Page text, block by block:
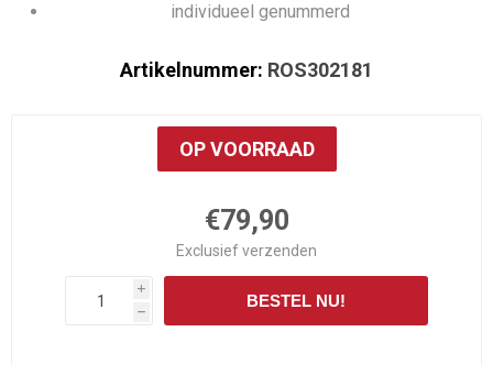
individueel genummerd
Artikelnummer: ROS302181
OP VOORRAAD
€79,90
Exclusiefverzenden
i
h
BESTEL NU!